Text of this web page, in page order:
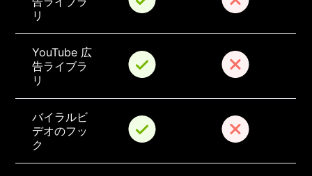
リ
YouTube 広
告ライブラ
リ
バイラルビ
デオのフッ
ク